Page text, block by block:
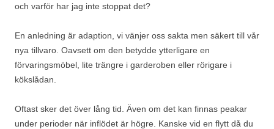
och varför har jag inte stoppat det?
En anledning är adaption, vi vänjer oss sakta men säkert till vår
nya tillvaro. Oavsett om den betydde ytterligare en
förvaringsmöbel, lite trängre i garderoben eller rörigare i
kökslådan.
Oftast sker det över lång tid. Även om det kan finnas peakar
under perioder när inflödet är högre. Kanske vid en flytt då du